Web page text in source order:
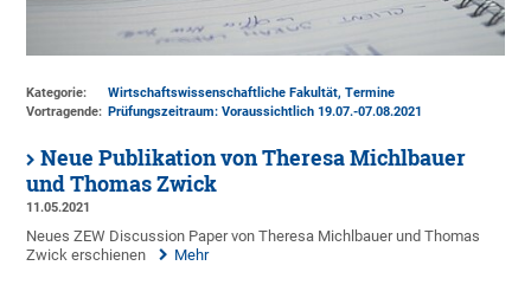
Kategorie:
Wirtschaftswissenschaftliche Fakultät, Termine
Vortragende: Prüfungszeitraum: Voraussichtlich 19.07.-07.08.2021
Neue Publikation von Theresa Michlbauer
und Thomas Zwick
11.05.2021
Neues ZEW Discussion Paper von Theresa Michlbauer und Thomas
Zwick erschienen
Mehr